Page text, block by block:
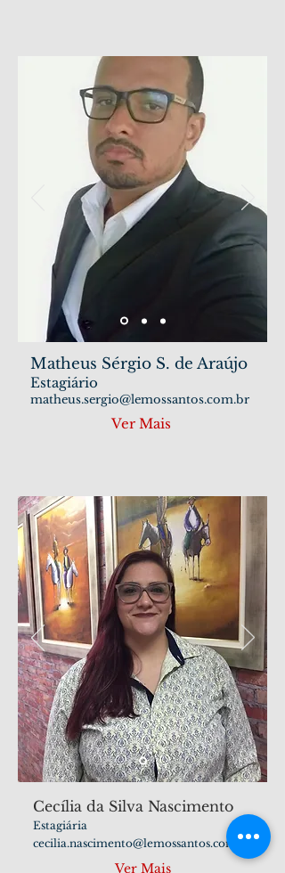
Matheus Sérgio S. de Araújo
Estagiário
matheus.sergio@lemossantos.com.br
Ver Mais
Cecília da Silva Nascimento
Estagiária
cecilia.nascimento@lemossantos.com.br
Ver Mais